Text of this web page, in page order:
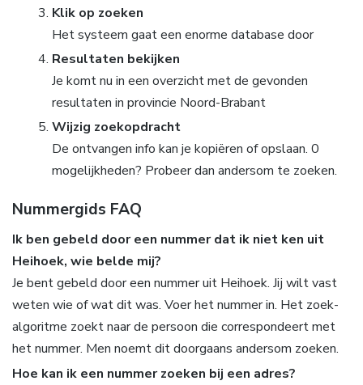
Klik op zoeken
Het systeem gaat een enorme database door
Resultaten bekijken
Je komt nu in een overzicht met de gevonden
resultaten in provincie Noord-Brabant
Wijzig zoekopdracht
De ontvangen info kan je kopiëren of opslaan. 0
mogelijkheden? Probeer dan andersom te zoeken.
Nummergids FAQ
Ik ben gebeld door een nummer dat ik niet ken uit
Heihoek, wie belde mij?
Je bent gebeld door een nummer uit Heihoek. Jij wilt vast
weten wie of wat dit was. Voer het nummer in. Het zoek-
algoritme zoekt naar de persoon die correspondeert met
het nummer. Men noemt dit doorgaans andersom zoeken.
Hoe kan ik een nummer zoeken bij een adres?